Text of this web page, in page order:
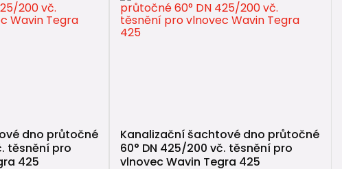
dno průtočné
těsnění pro
425
Kanalizační šachtové dno průtočné
60° DN 425/200 vč. těsnění pro
vlnovec Wavin Tegra 425